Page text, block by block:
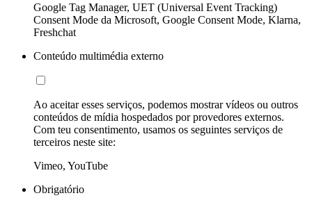
Google Tag Manager, UET (Universal Event Tracking)
Consent Mode da Microsoft, Google Consent Mode, Klarna,
Freshchat
Conteúdo multimédia externo
Ao aceitar esses serviços, podemos mostrar vídeos ou outros
conteúdos de mídia hospedados por provedores externos.
Com teu consentimento, usamos os seguintes serviços de
terceiros neste site:
Vimeo, YouTube
Obrigatório